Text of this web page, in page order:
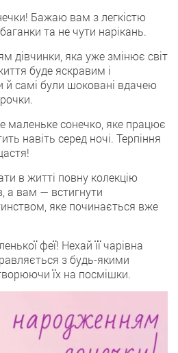
Бажаю вам з легкістю
та не чути нарікань.
дівчинки, яка уже змінює світ
буде яскравим і
й самі були шоковані вдачею
маленьке сонечко, яке працює
навіть серед ночі. Терпіння
в житті повну колекцію
а вам — встигнути
яке починається вже
феї! Нехай її чарівна
з будь-якими
їх на посмішки.